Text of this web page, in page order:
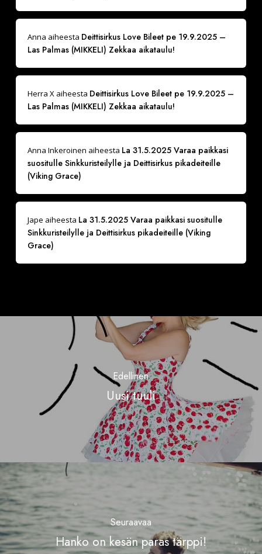
Anna aiheesta Deittisirkus Love Bileet pe 19.9.2025 –
Las Palmas (MIKKELI) Zekkaa aikataulu!
Herra Xaiheesta Deittisirkus Love Bileet pe 19.9.2025 –
Las Palmas (MIKKELI) Zekkaa aikataulu!
Anna Inkeroinen aiheesta La 31.5.2025 Varaa paikkasi
suositulle Sinkkuristeilylle ja Deittisirkus pikadeiteille
(Viking Grace)
Jape aiheesta La 31.5.2025 Varaa paikkasi suositulle
Sinkkuristeilylle ja Deittisirkus pikadeiteille (Viking
Grace)
Edellinen
Uusi tuuli
Seuraavaa
Hanko on kesän paras tärppi!